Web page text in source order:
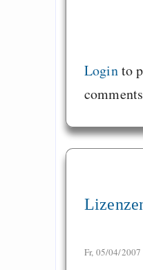
Loginto
comments
Fr, 05/04/